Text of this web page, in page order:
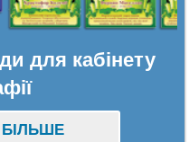
для кабінету
БІЛЬШЕ